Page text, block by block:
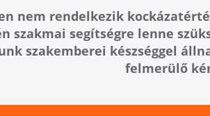
nem rendelkezik
szakmai segítségre lenne
szakemberei készséggel
felmerülő